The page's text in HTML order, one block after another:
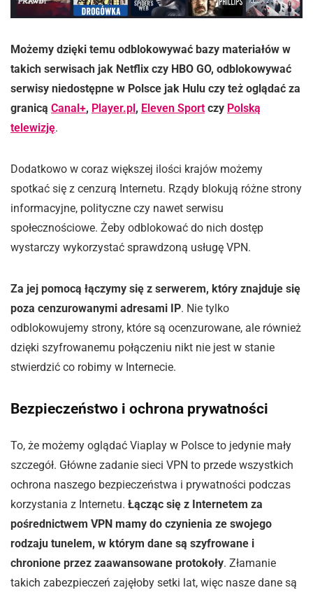
Możemy dzięki temu odblokowywać bazy materiałów w
takich serwisach jak Netflix czy HBO GO, odblokowywać
serwisy niedostępne w Polsce jak Hulu czy też oglądać za
granicą Canal+, Player.pl , Eleven Sport czy Polską
telewizję.
Dodatkowo w coraz większej ilości krajów możemy
spotkać się z cenzurą Internetu. Rządy blokują różne strony
informacyjne, polityczne czy nawet serwisu
społecznościowe. Żeby odblokować do nich dostęp
wystarczy wykorzystać sprawdzoną usługę VPN.
Za jej pomocą łączymy się z serwerem, który znajduje się
poza cenzurowanymi adresami IP. Nie tylko
odblokowujemy strony, które są ocenzurowane, ale również
dzięki szyfrowanemu połączeniu nikt nie jest w stanie
stwierdzić co robimy w Internecie.
Bezpieczeństwo i ochrona prywatności
To, że możemy oglądać Viaplay w Polsce to jedynie mały
szczegół. Główne zadanie sieci VPN to przede wszystkich
ochrona naszego bezpieczeństwa i prywatności podczas
korzystania z Internetu. Łącząc się z Internetem za
pośrednictwem VPN mamy do czynienia ze swojego
rodzaju tunelem, w którym dane są szyfrowane i
chronione przez zaawansowane protokoły. Złamanie
takich zabezpieczeń zajęłoby setki lat, więc nasze dane są